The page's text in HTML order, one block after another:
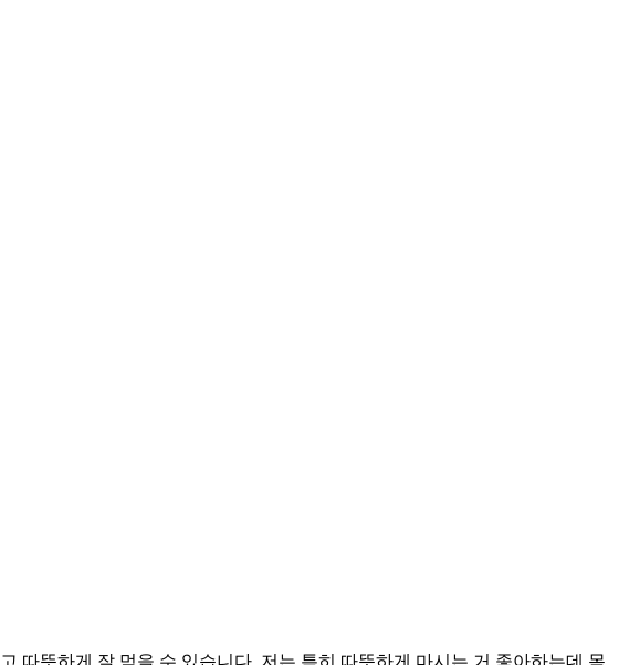
따뜻하게 잘 먹을 수 있습니다. 저는 특히 따뜻하게 마시는 거 좋아하는데 몸